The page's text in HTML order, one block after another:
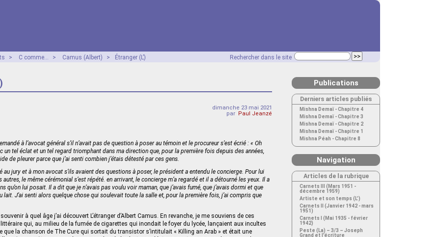
Rechercher dans le site
> C comme... > Camus (Albert) > Étranger (L’)
dimanche 23 mai 2021
par Paul Jeanzé
à l’avocat général s’il n’avait pas de question à poser au témoin et le procureur s’est écrié : « Oh
un tel éclat et un tel regard triomphant dans ma direction que, pour la première fois depuis des années,
de pleurer parce que j’ai senti combien j’étais détesté par ces gens.
au jury et à mon avocat s’ils avaient des questions à poser, le président a entendu le concierge. Pour lui
le même cérémonial s’est répété. en arrivant, le concierge m’a regardé et il a détourné les yeux. Il a
qu’on lui posait. Il a dit que je n’avais pas voulu voir maman, que j’avais fumé, que j’avais dormi et que
lait. J’ai senti alors quelque chose qui soulevait toute la salle et, pour la première fois, j’ai compris que
à quel âge j’ai découvert L’étranger d’Albert Camus. En revanche, je me souviens de ces
qui, au milieu de la fumée de cigarettes qui inondait le foyer du lycée, lançaient aux incultes
que la chanson de The Cure qui sortait du transistor s’intitulait « Killing an Arab » et était une
Publications
Derniers articles publiés
Mishna Demaï - Chapitre 4
Mishna Demaï - Chapitre 3
Mishna Demaï - Chapitre 2
Mishna Demaï - Chapitre 1
Mishna Péah - Chapitre 8
Navigation
Articles de la rubrique
Carnets III (Mars 1951 -
décembre 1959)
Artiste et son temps (L’)
Carnets II (Janvier 1942 - mars
1951)
Carnets I (Mai 1935 - février
1942)
Peste (La) – 3/3 – Joseph
Grand et l’écriture